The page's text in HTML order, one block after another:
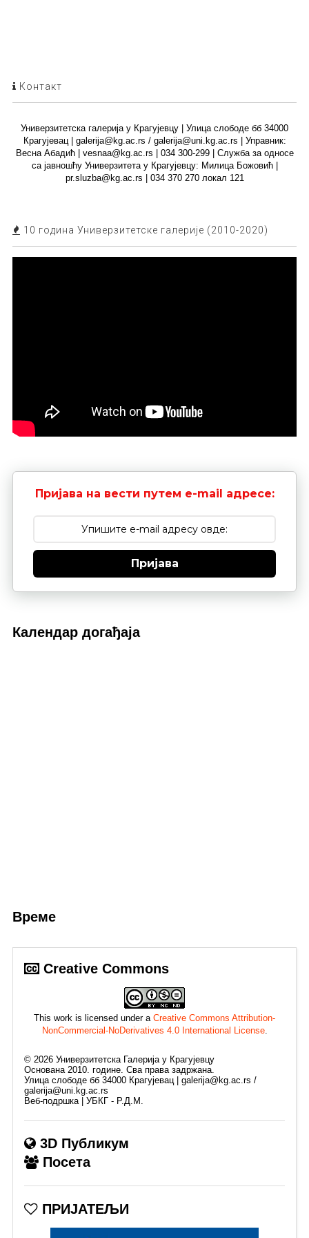
Контакт
Универзитетска галерија у Крагујевцу | Улица слободе бб 34000
Крагујевац | galerija@kg.ac.rs / galerija@uni.kg.ac.rs | Управник:
Весна Абадић | vesnaa@kg.ac.rs | 034 300-299 | Служба за односе
са јавношћу Универзитета у Крагујевцу: Милица Божовић |
pr.sluzba@kg.ac.rs | 034 370 270 локал 121
10 година Универзитетске галерије (2010-2020)
Пријава на вести путем e-mail адресе:
Пријава
Календар догађаја
Време
Creative Commons
This work is licensed under a Creative Commons Attribution-
NonCommercial-NoDerivatives 4.0 International License.
© 2026 Универзитетска Галерија у Крагујевцу
Основана 2010. године. Сва права задржана.
Улица слободе бб 34000 Крагујевац | galerija@kg.ac.rs /
galerija@uni.kg.ac.rs
Веб-подршка | УБКГ - Р.Д.М.
3D Публикум
Посета
ПРИЈАТЕЉИ